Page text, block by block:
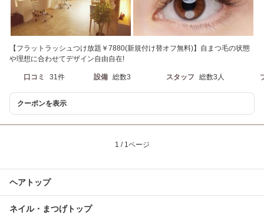
【フラットラッシュつけ放題￥7880(新規付け替オフ無料)】自まつ毛の状態
や理想に合わせてデザイン自由自在!
口コミ 31件 設備 総数3 スタッフ 総数3人
クーポンを表示
1 / 1ページ
ヘアトップ
ネイル・まつげトップ